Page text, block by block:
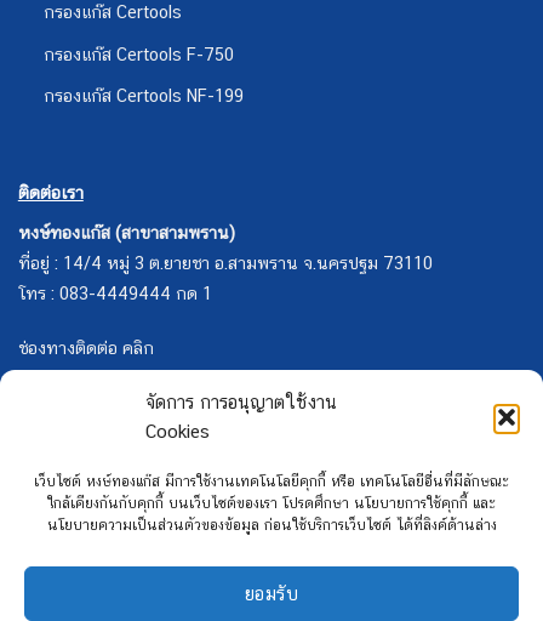
จัดการ การอนุญาตใช้งาน
Cookies
เว็บไซต์ หงษ์ทองแก๊ส มีการใช้งานเทคโนโลยีคุกกี้ หรือ เทคโนโลยีอื่นที่มีลักษณะ
ใกล้เคียงกันกับคุกกี้ บนเว็บไซต์ของเรา โปรดศึกษา นโยบายการใช้คุกกี้ และ
นโยบายความเป็นส่วนตัวของข้อมูล ก่อนใช้บริการเว็บไซต์ ได้ที่ลิงค์ด้านล่าง
ยอมรับ
กรองแก๊ส Certools
กรองแก๊ส Certools F-750
กรองแก๊ส Certools NF-199
ติดต่อเรา
หงษ์ทองแก๊ส (สาขาสามพราน)
ที่อยู่ : 14/4 หมู่ 3 ต.ยายชา อ.สามพราน จ.นครปฐม 73110
โทร : 083-4449444 กด 1
ช่องทางติดต่อ คลิก